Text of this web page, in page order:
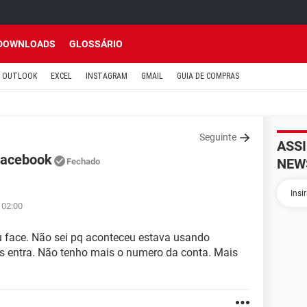
GLOSSÁRIO
OUTLOOK EXCEL INSTAGRAM GMAIL GUIA DE COMPRAS
Seguinte
Fechado
Não sei pq aconteceu estava usando
Não tenho mais o numero da conta. Mais